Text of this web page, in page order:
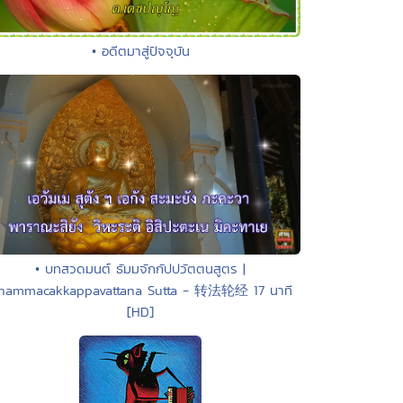
• อดีตมาสู่ปัจจุบัน
• บทสวดมนต์ ธัมมจักกัปปวัตตนสูตร |
Sutta - 转法轮经 17 นาที
[HD]